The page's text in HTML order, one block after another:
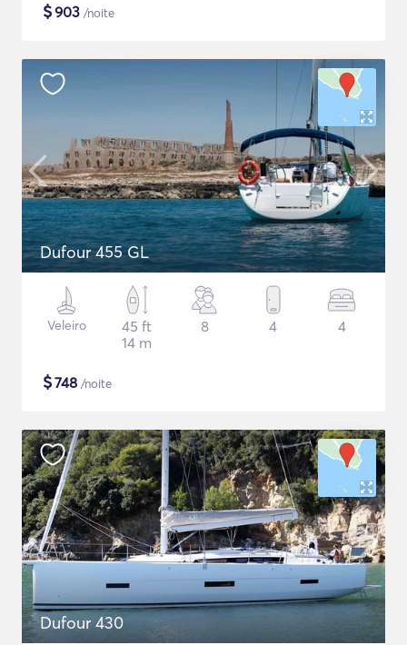
$903 /noite
Dufour 455 GL
Veleiro
45 ft
14 m
8 4 4
$748 /noite
Dufour 430